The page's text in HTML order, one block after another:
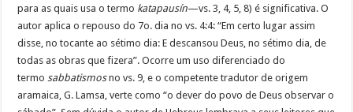
para as quais usa o termo katapausín—vs. 3, 4, 5, 8) é significativa. O
autor aplica o repouso do 7o. dia no vs. 4:4: “Em certo lugar assim
disse, no tocante ao sétimo dia: E descansou Deus, no sétimo dia, de
todas as obras que fizera”. Ocorre um uso diferenciado do
termosabbatismosno vs. 9, e o competente tradutor de origem
aramaica, G. Lamsa, verte como “o dever do povo de Deus observar o